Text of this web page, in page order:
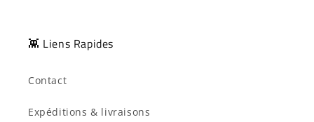
👾 Liens Rapides
Contact
Expéditions & livraisons